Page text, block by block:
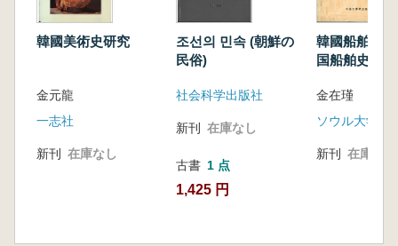
韓國美術史研究
金元龍
一志社
新刊 在庫なし
조선의 민속 (朝鮮の
民俗)
社会科学出版社
新刊 在庫なし
古書 1 点
1,425 円
韓國船舶史
国船舶史研
金在瑾
ソウル大学校
新刊 在庫なし